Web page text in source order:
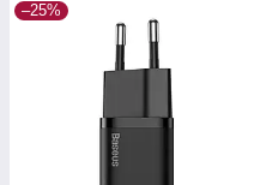
–25%